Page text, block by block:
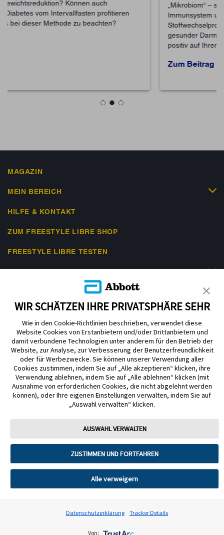
„Mikrobiom“ – spielt eine wichtige Rolle für unser
Immunsystem und für die Regulation von
Stoffwechselprozessen. Erfahren Sie hier, wie sich ein
gesunder Darm mit einem gut ausbalancierten Mikrobiom
MAGAZIN
MEIN BEREICH
HILFE & KONTAKT
ZUM FREESTYLE LIBRE SHOP
FREESTYLE LIBRE TESTEN
RECHTLICHES
Nutzungsbedingungen Datenschutzerklärung
Impressum
Cookie-Präferenzen
ADC-2645099 v9.0
© 2026 Abbott. Alle Rechte vorbehalten. Libre, das Schmetterlingslogo, die
Form und das Erscheinungsbild des Sensors, die Farbe Gelb sowie
sämtliche damit zusammenhängende Marken und/oder Designs sind das
geistige Eigentum der Abbott Unternehmensgruppe in ausgewählten
den hier gezeigten Bildern handelt es sich um Agenturfotos, die mit Models
gestellt wurden. Glukosedaten dienen zur Illustration, keine echten
medizinische Beratung dar, können auch keinesfalls eine medizinische
Beratung oder Behandlung durch eine Ärztin oder einen Arzt ersetzen.
Konsultiere immer Dein medizinisches Fachpersonal, bevor Du Änderungen
an Deiner Ernährung oder Deinem Lebensstil vornimmst. Der Betreiber
dieser Website übernimmt keine Haftung für direkte oder indirekte Schäden,
Website beschriebenen Erfahrungen und Erlebnisse können individuell
WIR SCHÄTZEN IHRE PRIVATSPHÄRE SEHR
Wie in den Cookie-Richtlinien beschrieben, verwendet diese
Website Cookies von Erstanbietern und/oder Drittanbietern und
damit verbundene Technologien unter anderem für den Betrieb der
Website, zur Analyse, zur Verbesserung der Benutzerfreundlichkeit
oder für Werbezwecke. Sie können unserer Verwendung aller
Cookies zustimmen, indem Sie auf „Alle akzeptieren“ klicken, ihre
Verwendung ablehnen, indem Sie auf „Alle ablehnen“ klicken (mit
Ausnahme von erforderlichen Cookies, die nicht abgelehnt werden
können), oder Ihre eigenen Einstellungen verwalten, indem Sie auf
„Auswahl verwalten“ klicken.
AUSWAHL VERWALTEN
ZUSTIMMEN UND FORTFAHREN
Alle verweigern
Datenschutzerklärung Tracker Details
Von: